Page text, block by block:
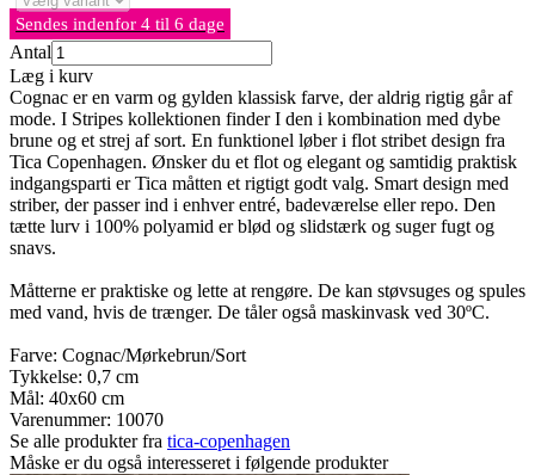
Sendes indenfor 4 til 6 dage
Antal
Læg i kurv
Cognac er en varm og gylden klassisk farve, der aldrig rigtig går af
mode. I Stripes kollektionen finder I den i kombination med dybe
brune og et strej af sort. En funktionel løber i flot stribet design fra
Tica Copenhagen. Ønsker du et flot og elegant og samtidig praktisk
indgangsparti er Tica måtten et rigtigt godt valg. Smart design med
striber, der passer ind i enhver entré, badeværelse eller repo. Den
tætte lurv i 100% polyamid er blød og slidstærk og suger fugt og
snavs.
Måtterne er praktiske og lette at rengøre. De kan støvsuges og spules
med vand, hvis de trænger. De tåler også maskinvask ved 30ºC.
Farve: Cognac/Mørkebrun/Sort
Tykkelse: 0,7 cm
Mål: 40x60 cm
Varenummer: 10070
Se alle produkter fra tica-copenhagen
Måske er du også interesseret i følgende produkter